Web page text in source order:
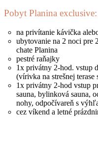
Pobyt Planina
na privítanie kávička
ubytovanie na 2 noci pre
chate Planina
pestré raňajky
1x privátny 2-hod. vstup
(vírivka na strešnej
1x privátny 2-hod vstup
sauna, bylinková sauna,
nohy, odpočívareň s
cez víkend a letné